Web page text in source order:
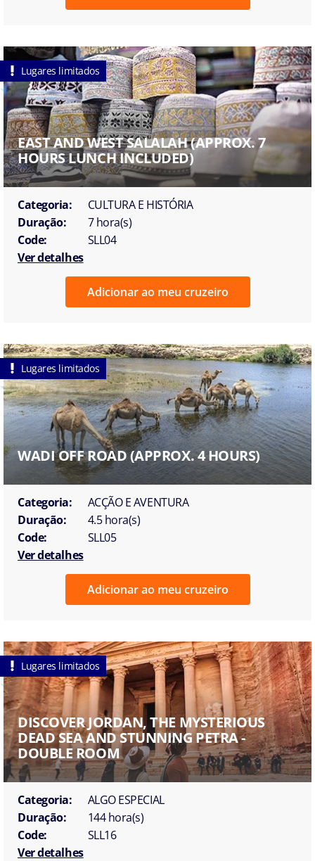
Lugares limitados
EAST AND WEST SALALAH (APPROX. 7
HOURS LUNCH INCLUDED)
Categoria:
CULTURA E HISTÓRIA
Duração:
7 hora(s)
Code:
SLL04
Ver detalhes
Adicionar ao meu cruzeiro
Lugares limitados
WADI OFF ROAD (APPROX. 4 HOURS)
Categoria:
ACÇÃO E AVENTURA
Duração:
4.5 hora(s)
Code:
SLL05
Ver detalhes
Adicionar ao meu cruzeiro
Lugares limitados
DISCOVER JORDAN, THE MYSTERIOUS
DEAD SEA AND STUNNING PETRA -
DOUBLE ROOM
Categoria:
ALGO ESPECIAL
Duração:
144 hora(s)
Code:
SLL16
Ver detalhes